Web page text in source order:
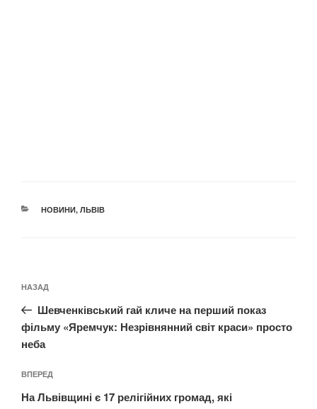
КАТЕГОРІЇ
НОВИНИ, ЛЬВІВ
записів
Попередній
запис:
НАЗАД
Шевченківський гай кличе на перший показ
фільму «Яремчук: Незрівнянний світ краси» просто
неба
Наступний
запис
ВПЕРЕД
На Львівщині є 17 релігійних громад, які